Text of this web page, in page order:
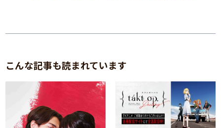
こんな記事も読まれています